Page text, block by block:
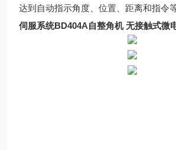
达到自动指示角度、位置、距离和指令
伺服系统BD404A自整角机 无接触式微